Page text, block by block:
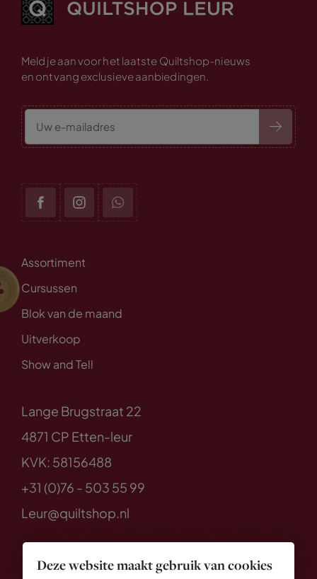
Deze website maakt gebruik van cookies
Meld je aan voor het laatste Quiltshop-nieuws
en ontvang exclusieve aanbiedingen.
Assortiment
Cursussen
Blok van de maand
Uitverkoop
Show and Tell
Lange Brugstraat 22
4871 CP Etten-leur
KVK: 58156488
+31 (0)76 - 503 55 99
Leur@quiltshop.nl